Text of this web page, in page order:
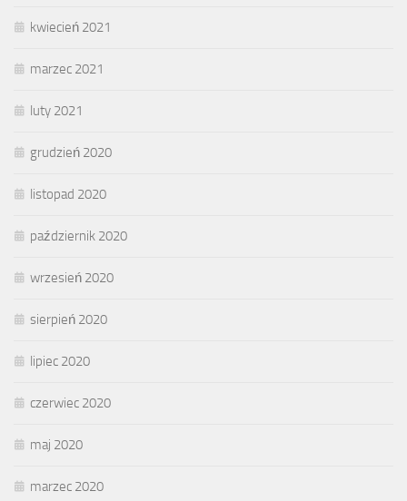
kwiecień 2021
marzec 2021
luty 2021
grudzień 2020
listopad 2020
październik 2020
wrzesień 2020
sierpień 2020
lipiec 2020
czerwiec 2020
maj 2020
marzec 2020